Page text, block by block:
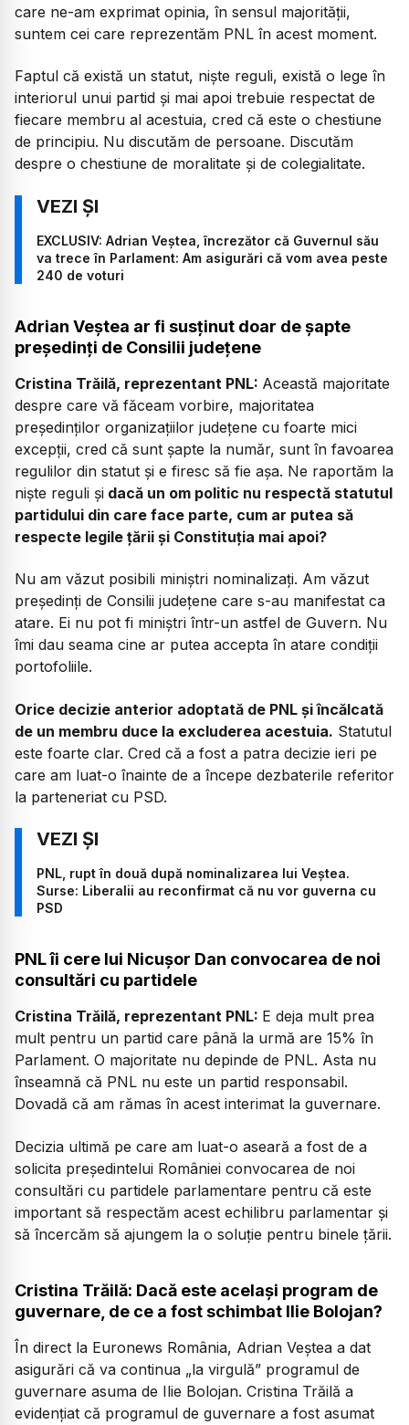
care ne-am exprimat opinia, în sensul majorității,
suntem cei care reprezentăm PNL în acest moment.
Faptul că există un statut, niște reguli, există o lege în
interiorul unui partid și mai apoi trebuie respectat de
fiecare membru al acestuia, cred că este o chestiune
de principiu. Nu discutăm de persoane. Discutăm
despre o chestiune de moralitate și de colegialitate.
EXCLUSIV: Adrian Veștea, încrezător că Guvernul său
va trece în Parlament: Am asigurări că vom avea peste
240 de voturi
Adrian Veștea ar fi susținut doar de șapte
președinți de Consilii județene
Cristina Trăilă, reprezentant PNL: Această majoritate
despre care vă făceam vorbire, majoritatea
președinților organizațiilor județene cu foarte mici
excepții, cred că sunt șapte la număr, sunt în favoarea
regulilor din statut și e firesc să fie așa. Ne raportăm la
niște reguli și dacă un om politic nu respectă statutul
partidului din care face parte, cum ar putea să
respecte legile țării și Constituția mai apoi?
Nu am văzut posibili miniștri nominalizați. Am văzut
președinți de Consilii județene care s-au manifestat ca
atare. Ei nu pot fi miniștri într-un astfel de Guvern. Nu
îmi dau seama cine ar putea accepta în atare condiții
portofoliile.
Orice decizie anterior adoptată de PNL și încălcată
de un membru duce la excluderea acestuia. Statutul
este foarte clar. Cred că a fost a patra decizie ieri pe
care am luat-o înainte de a începe dezbaterile referitor
la parteneriat cu PSD.
PNL, rupt în două după nominalizarea lui Veștea.
Surse: Liberalii au reconfirmat că nu vor guverna cu
PSD
PNL îi cere lui Nicușor Dan convocarea de noi
consultări cu partidele
Cristina Trăilă, reprezentant PNL: E deja mult prea
mult pentru un partid care până la urmă are 15% în
Parlament. O majoritate nu depinde de PNL. Asta nu
înseamnă că PNL nu este un partid responsabil.
Dovadă că am rămas în acest interimat la guvernare.
Decizia ultimă pe care am luat-o aseară a fost de a
solicita președintelui României convocarea de noi
consultări cu partidele parlamentare pentru că este
important să respectăm acest echilibru parlamentar și
să încercăm să ajungem la o soluție pentru binele țării.
Cristina Trăilă: Dacă este același program de
guvernare, de ce a fost schimbat Ilie Bolojan?
În direct la Euronews România, Adrian Veștea a dat
asigurări că va continua „la virgulă” programul de
guvernare asuma de Ilie Bolojan. Cristina Trăilă a
evidențiat că programul de guvernare a fost asumat